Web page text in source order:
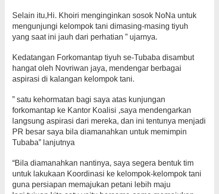
Selain itu,Hi. Khoiri menginginkan sosok NoNa untuk
mengunjungi kelompok tani dimasing-masing tiyuh
yang saat ini jauh dari perhatian ” ujarnya.
Kedatangan Forkomantap tiyuh se-Tubaba disambut
hangat oleh Novriwan jaya, mendengar berbagai
aspirasi di kalangan kelompok tani.
” satu kehormatan bagi saya atas kunjungan
forkomantap ke Kantor Koalisi ,saya mendengarkan
langsung aspirasi dari mereka, dan ini tentunya menjadi
PR besar saya bila diamanahkan untuk memimpin
Tubaba” lanjutnya
“Bila diamanahkan nantinya, saya segera bentuk tim
untuk lakukaan Koordinasi ke kelompok-kelompok tani
guna persiapan memajukan petani lebih maju